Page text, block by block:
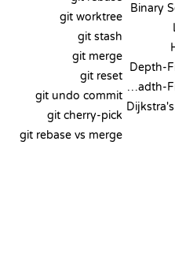
Binary
Depth-
Breadth-First Search
git worktree
git stash
git merge
git reset
git undo commit
git cherry-pick
git rebase vs merge